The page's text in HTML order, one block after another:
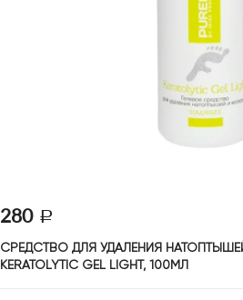
280
СРЕДСТВО ДЛЯ УДАЛЕНИЯ
KERATOLYTIC GEL LIGHT, 100МЛ